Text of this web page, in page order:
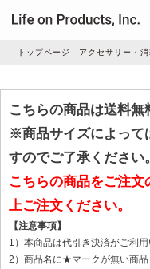
家事・生活雑貨
ルームフレグランス
ビューティー
トップページ アクセサリー・
こちらの商品は送料無
※商品サイズによって
すのでご了承ください。
こちらの商品をご注
上ご注文ください。
【注意事項】
1）本商品は代引き決済がご利用
2）商品名に★マークが無い商品